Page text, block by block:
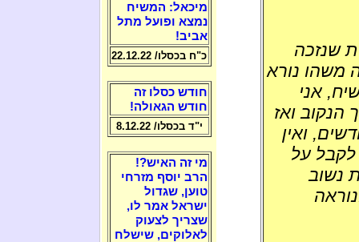
שנזכה
משהו נורא
אני
הנקוב ואז
ואין
לקבל על
נשוב
מיכאל: המשיח
נמצא ופועל מתל
אביב!
כ"ח בכסלו/ 22.12.22
חודש כסלו זה
חודש הגאולה!
י"ד בכסלו/ 8.12.22
מי זה האיש?!
הרב יוסף מזרחי
טוען, שגדול
ישראל אמר לו,
שצריך לצעוק
לאלוקים, שישלח